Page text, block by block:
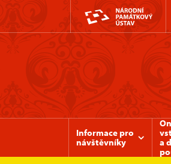
Informace pro
návštěvníky
a